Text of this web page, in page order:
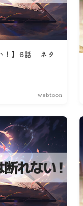
！】6話 ネタ
webtoon